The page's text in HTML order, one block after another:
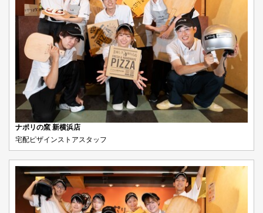
ナポリの窯 新横浜店
宅配ピザインストアスタッフ